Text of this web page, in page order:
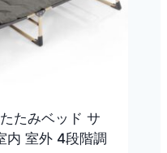
たみベッド サ
内 室外 4段階調